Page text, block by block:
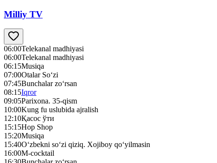
Milliy TV
06:00Telekanal madhiyasi
06:00Telekanal madhiyasi
06:15Musiqa
07:00Otalar So‘zi
07:45Bunchalar zo‘rsan
08:15Iqror
09:05Parixona. 35-qism
10:00Kung fu uslubida ajralish
12:10Қасос ўти
15:15Hop Shop
15:20Musiqa
15:40O‘zbekni so‘zi qiziq. Xojiboy qo‘yilmasin
16:00M-cocktail